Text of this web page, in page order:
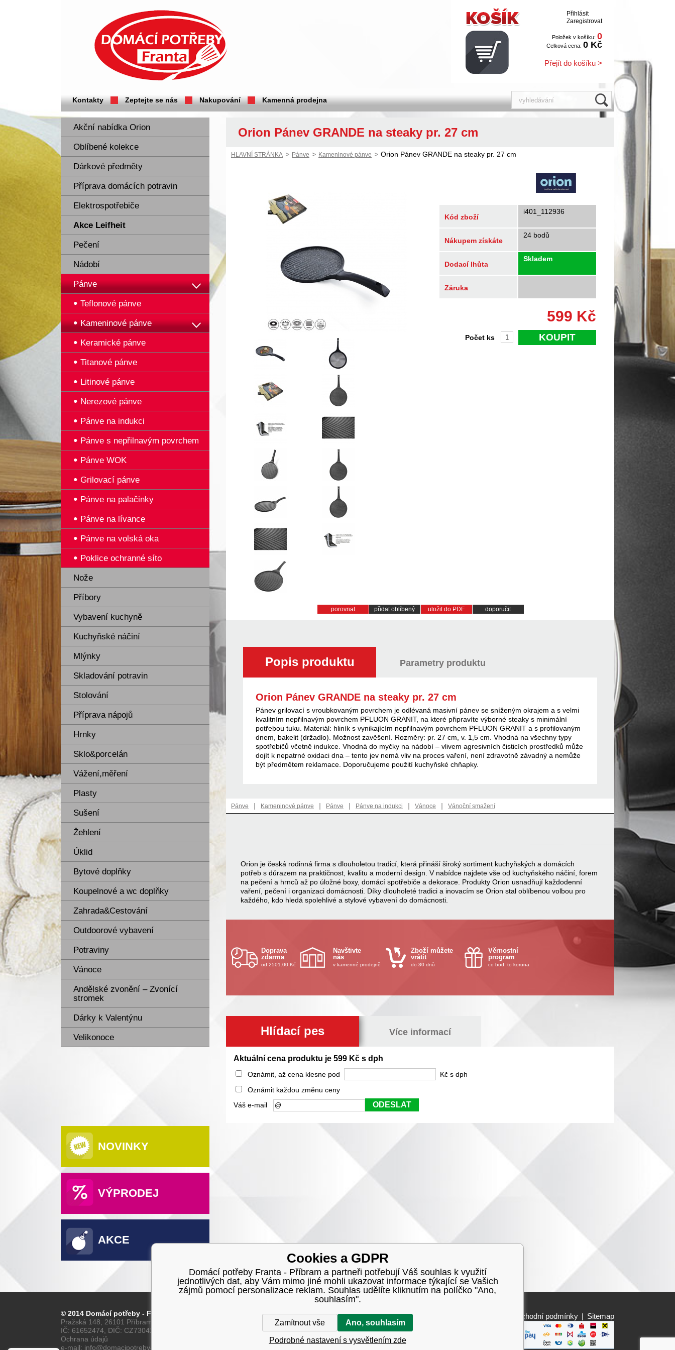
Přihlásit
Zaregistrovat
Položek v košíku: 0
Celková cena: 0 Kč
Přejít do košíku >
Kontakty Zeptejte se nás Nakupování Kamenná prodejna
Akční nabídka Orion
Oblíbené kolekce
Dárkové předměty
Příprava domácích potravin
Elektrospotřebiče
Akce Leifheit
Pečení
Nádobí
Pánve
Teflonové pánve
Kameninové pánve
Keramické pánve
Titanové pánve
Litinové pánve
Nerezové pánve
Pánve na indukci
Pánve s nepřilnavým povrchem
Pánve WOK
Grilovací pánve
Pánve na palačinky
Pánve na lívance
Pánve na volská oka
Poklice ochranné síto
Nože
Příbory
Vybavení kuchyně
Kuchyňské náčiní
Mlýnky
Skladování potravin
Stolování
Příprava nápojů
Hrnky
Sklo&porcelán
Vážení,měření
Plasty
Sušení
Žehlení
Úklid
Bytové doplňky
Koupelnové a wc doplňky
Zahrada&Cestování
Outdoorové vybavení
Potraviny
Vánoce
Andělské zvonění – Zvonící
stromek
Dárky k Valentýnu
Velikonoce
NOVINKY
VÝPRODEJ
AKCE
Orion Pánev GRANDE na steaky pr. 27 cm
HLAVNÍ STRÁNKA > Pánve > Kameninové pánve > Orion Pánev GRANDE na steaky pr. 27 cm
Kód zboží
i401_112936
Nákupem získáte
24 bodů
Dodací lhůta
Skladem
Záruka
599 Kč
KOUPIT
Počet ks
porovnat přidat oblíbený uložit do PDF doporučit
Popis produktu Parametry produktu
Orion Pánev GRANDE na steaky pr. 27 cm
Pánev grilovací s vroubkovaným povrchem je odlévaná masivní pánev se sníženým okrajem a s velmi
kvalitním nepřilnavým povrchem PFLUON GRANIT, na které připravíte výborné steaky s minimální
potřebou tuku. Materiál: hliník s vynikajícím nepřilnavým povrchem PFLUON GRANIT a s profilovaným
dnem, bakelit (držadlo). Možnost zavěšení. Rozměry: pr. 27 cm, v. 1,5 cm. Vhodná na všechny typy
spotřebičů včetně indukce. Vhodná do myčky na nádobí – vlivem agresivních čisticích prostředků může
dojít k nepatrné oxidaci dna – tento jev nemá vliv na proces vaření, není zdravotně závadný a nemůže
být předmětem reklamace. Doporučujeme použití kuchyňské chňapky.
Pánve | Kameninové pánve | Pánve | Pánve na indukci | Vánoce | Vánoční smažení
Orion je česká rodinná firma s dlouholetou tradicí, která přináší široký sortiment kuchyňských a domácích
potřeb s důrazem na praktičnost, kvalitu a moderní design. V nabídce najdete vše od kuchyňského náčiní, forem
na pečení a hrnců až po úložné boxy, domácí spotřebiče a dekorace. Produkty Orion usnadňují každodenní
vaření, pečení i organizaci domácnosti. Díky dlouholeté tradici a inovacím se Orion stal oblíbenou volbou pro
každého, kdo hledá spolehlivé a stylové vybavení do domácnosti.
Doprava
zdarma
od 2501.00 Kč
Navštivte
nás
v kamenné prodejně
Zboží můžete
vrátit
do 30 dnů
Věrnostní
program
co bod, to koruna
Hlídací pes Více informací
Aktuální cena produktu je 599 Kč s dph
Oznámit, až cena klesne pod
Kč s dph
Oznámit každou změnu ceny
Váš e-mail
ODESLAT
© 2014 Domácí potřeby - Franta
Pražská 148, 26101 Příbram
IČ: 61652474, DIČ: CZ7304160028
Ochrana údajů
e-mail: info@domacipotreby-franta.cz
Obchodní podmínky | Sitemap
Cookies a GDPR
Domácí potřeby Franta - Příbram a partneři potřebují Váš souhlas k využití
jednotlivých dat, aby Vám mimo jiné mohli ukazovat informace týkající se Vašich
zájmů pomocí personalizace reklam. Souhlas udělíte kliknutím na políčko "Ano,
souhlasím".
Zamítnout vše Ano, souhlasím
Podrobné nastavení s vysvětlením zde